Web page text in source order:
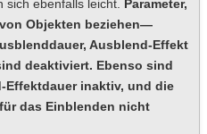
sich ebenfalls leicht. Parameter,
Objekten beziehen—
Ausblend-Effekt
deaktiviert. Ebenso sind
Effektdauer inaktiv, und die
das Einblenden nicht